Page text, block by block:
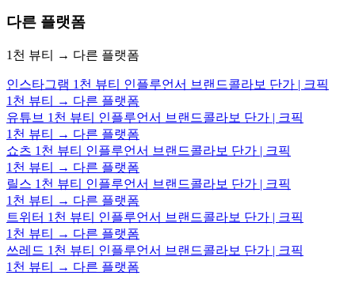
다른 플랫폼
1천 뷰티 → 다른 플랫폼
인스타그램 1천 뷰티 인플루언서 브랜드콜라보 단가 | 크픽
1천 뷰티 → 다른 플랫폼
유튜브 1천 뷰티 인플루언서 브랜드콜라보 단가 | 크픽
1천 뷰티 → 다른 플랫폼
쇼츠 1천 뷰티 인플루언서 브랜드콜라보 단가 | 크픽
1천 뷰티 → 다른 플랫폼
릴스 1천 뷰티 인플루언서 브랜드콜라보 단가 | 크픽
1천 뷰티 → 다른 플랫폼
트위터 1천 뷰티 인플루언서 브랜드콜라보 단가 | 크픽
1천 뷰티 → 다른 플랫폼
쓰레드 1천 뷰티 인플루언서 브랜드콜라보 단가 | 크픽
1천 뷰티 → 다른 플랫폼